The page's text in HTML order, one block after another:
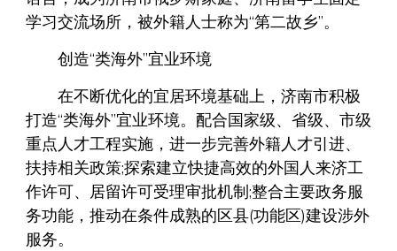
学习交流场所，被外籍人士称为“第二故乡”。
创造“类海外”宜业环境
在不断优化的宜居环境基础上，济南市积极
打造“类海外”宜业环境。配合国家级、省级、市级
重点人才工程实施，进一步完善外籍人才引进、
扶持相关政策;探索建立快捷高效的外国人来济工
作许可、居留许可受理审批机制;整合主要政务服
务功能，推动在条件成熟的区县(功能区)建设涉外
服务。